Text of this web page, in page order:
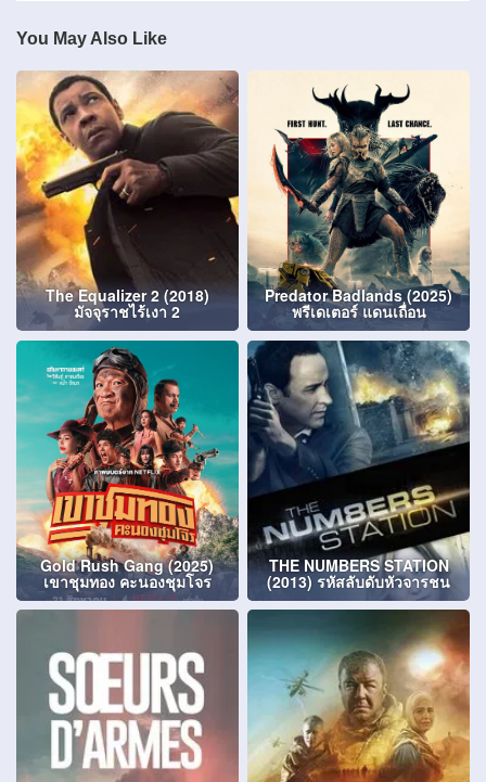
You May Also Like
The Equalizer 2 (2018)
มัจจุราชไร้เงา 2
Predator Badlands (2025)
พรีเดเตอร์ แดนเถื่อน
Gold Rush Gang (2025)
เขาชุมทอง คะนองชุมโจร
THE NUMBERS STATION
(2013) รหัสลับดับหัวจารชน